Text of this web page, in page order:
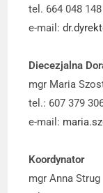
tel. 664 048 148
e-mail:
Diecezjalna
mgr Maria
tel.: 607 379
e-mail:
Koordynator
mgr Anna Strug